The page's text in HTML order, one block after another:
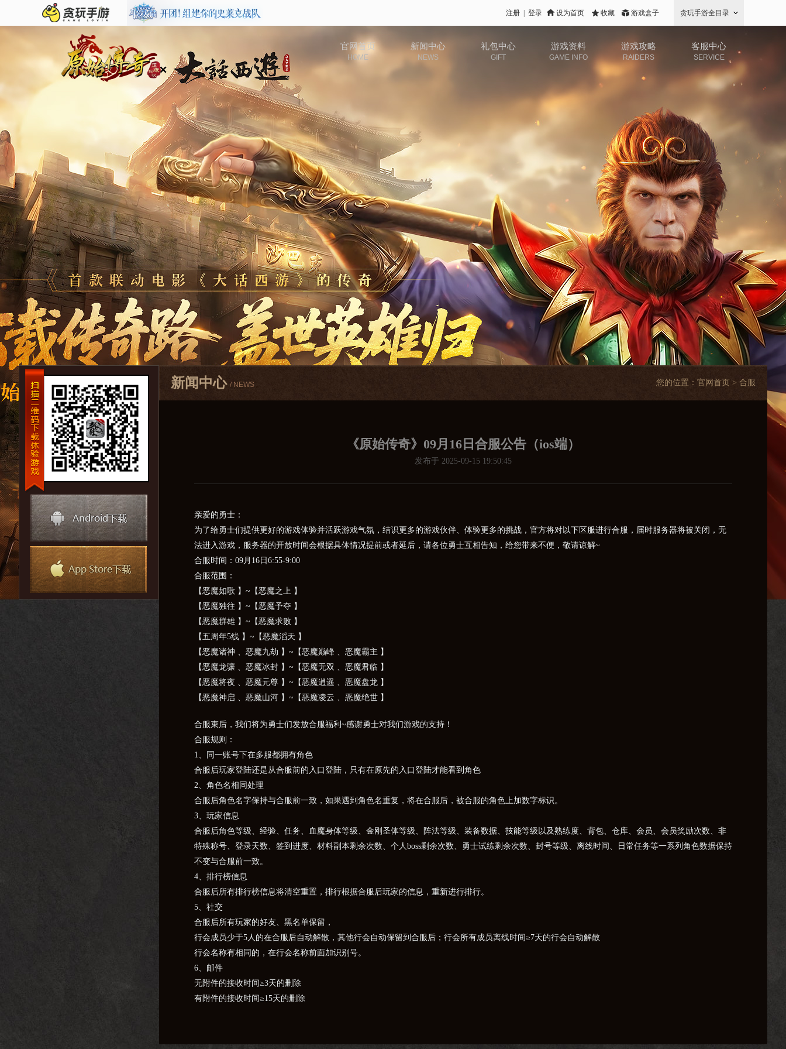
贪玩手游全目录
设为首页 收藏 游戏盒子
登录
注册
官网首页
HOME
新闻中心
NEWS
礼包中心
GIFT
游戏资料
GAME INFO
游戏攻略
RAIDERS
客服中心
SERVICE
新闻中心 / NEWS 您的位置： 官网首页 > 合服
《原始传奇》09月16日合服公告（ios端）
发布于 2025-09-15 19:50:45
亲爱的勇士：
为了给勇士们提供更好的游戏体验并活跃游戏气氛，结识更多的游戏伙伴、体验更多的挑战，官方将对以下区服进行合服，届时服务器将被关闭，无
法进入游戏，服务器的开放时间会根据具体情况提前或者延后，请各位勇士互相告知，给您带来不便，敬请谅解~
合服时间：09月16日6:55-9:00
合服范围：
【恶魔如歌 】~【恶魔之上 】
【恶魔独往 】~【恶魔予夺 】
【恶魔群雄 】~【恶魔求败 】
【五周年5线 】~【恶魔滔天 】
【恶魔诸神 、恶魔九劫 】~【恶魔巅峰 、恶魔霸主 】
【恶魔龙骧 、恶魔冰封 】~【恶魔无双 、恶魔君临 】
【恶魔将夜 、恶魔元尊 】~【恶魔逍遥 、恶魔盘龙 】
【恶魔神启 、恶魔山河 】~【恶魔凌云 、恶魔绝世 】
合服束后，我们将为勇士们发放合服福利~感谢勇士对我们游戏的支持！
合服规则：
1、同一账号下在多服都拥有角色
合服后玩家登陆还是从合服前的入口登陆，只有在原先的入口登陆才能看到角色
2、角色名相同处理
合服后角色名字保持与合服前一致，如果遇到角色名重复，将在合服后，被合服的角色上加数字标识。
3、玩家信息
合服后角色等级、经验、任务、血魔身体等级、金刚圣体等级、阵法等级、装备数据、技能等级以及熟练度、背包、仓库、会员、会员奖励次数、非
特殊称号、登录天数、签到进度、材料副本剩余次数、个人boss剩余次数、勇士试练剩余次数、封号等级、离线时间、日常任务等一系列角色数据保持
不变与合服前一致。
4、排行榜信息
合服后所有排行榜信息将清空重置，排行根据合服后玩家的信息，重新进行排行。
5、社交
合服后所有玩家的好友、黑名单保留，
行会成员少于5人的在合服后自动解散，其他行会自动保留到合服后；行会所有成员离线时间≥7天的行会自动解散
行会名称有相同的，在行会名称前面加识别号。
6、邮件
无附件的接收时间≥3天的删除
有附件的接收时间≥15天的删除
8、活动处理